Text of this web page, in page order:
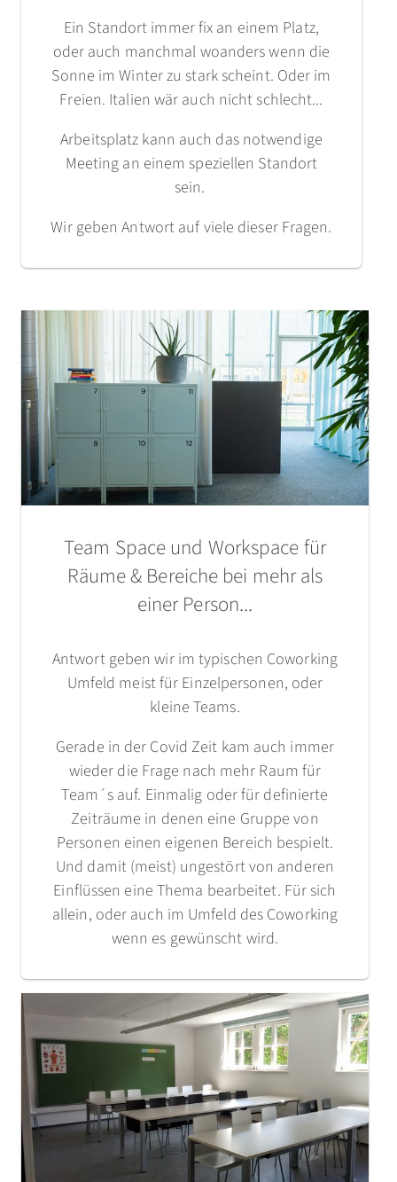
Ein Standort immer fix an einem Platz,
oder auch manchmal woanders wenn die
Sonne im Winter zu stark scheint. Oder im
Freien. Italien wär auch nicht schlecht...
Arbeitsplatz kann auch das notwendige
Meeting an einem speziellen Standort
sein.
Wir geben Antwort auf viele dieser Fragen.
Team Space und Workspace für
Räume & Bereiche bei mehr als
einer Person...
Antwort geben wir im typischen Coworking
Umfeld meist für Einzelpersonen, oder
kleine Teams.
Gerade in der Covid Zeit kam auch immer
wieder die Frage nach mehr Raum für
Team´s auf. Einmalig oder für definierte
Zeiträume in denen eine Gruppe von
Personen einen eigenen Bereich bespielt.
Und damit (meist) ungestört von anderen
Einflüssen eine Thema bearbeitet. Für sich
allein, oder auch im Umfeld des Coworking
wenn es gewünscht wird.